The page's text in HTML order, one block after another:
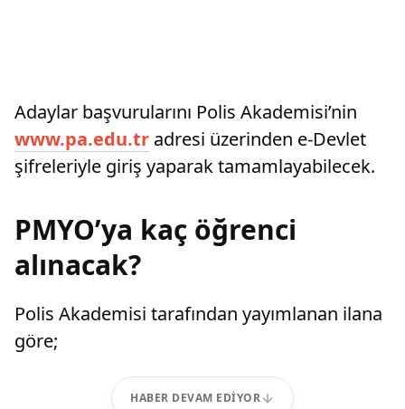
Adaylar başvurularını Polis Akademisi’nin
www.pa.edu.tr adresi üzerinden e-Devlet
şifreleriyle giriş yaparak tamamlayabilecek.
PMYO’ya kaç öğrenci
alınacak?
Polis Akademisi tarafından yayımlanan ilana
göre;
HABER DEVAM EDIYOR